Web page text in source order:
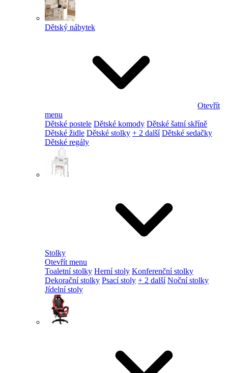
Dětský nábytek
Otevřít
menu
Dětské postele Dětské komody Dětské šatní skříně
Dětské židle Dětské stolky + 2 další Dětské sedačky
Dětské regály
Stolky
Otevřít menu
Toaletní stolky Herní stoly Konferenční stolky
Dekorační stolky Psací stoly + 2 další Noční stolky
Jídelní stoly